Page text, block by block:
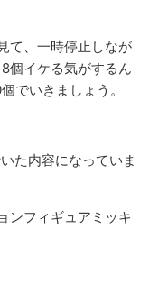
て、一時停止しなが
個イケる気がするん
でいきましょう。
た内容になっていま
ンフィギュアミッキ